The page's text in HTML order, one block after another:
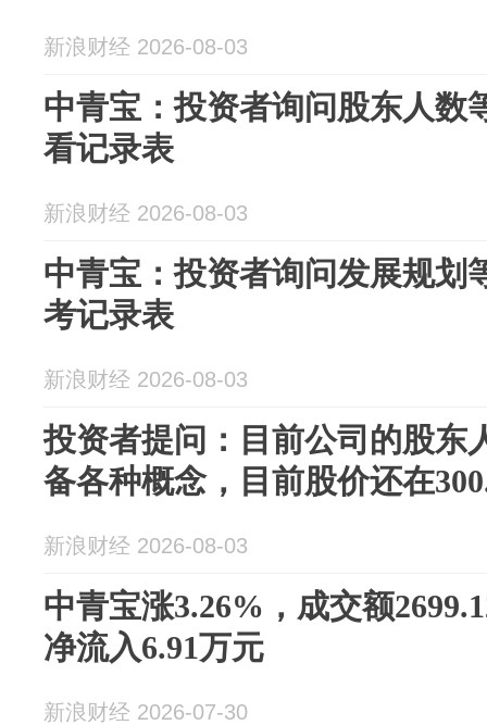
新浪财经 2026-08-03
中青宝：投资者询问股东人数
看记录表
新浪财经 2026-08-03
中青宝：投资者询问发展规划
考记录表
新浪财经 2026-08-03
投资者提问：目前公司的股东
备各种概念，目前股价还在
新浪财经 2026-08-03
中青宝涨3.26%，成交额
净流入6.91万元
新浪财经 2026-07-30